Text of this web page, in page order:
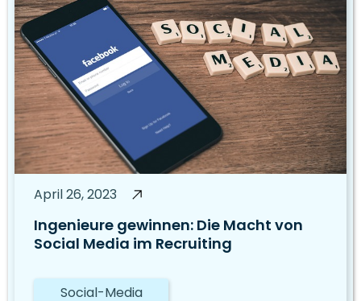
April 26, 2023
Ingenieure gewinnen: Die Macht von
Social Media im Recruiting
Social-Media